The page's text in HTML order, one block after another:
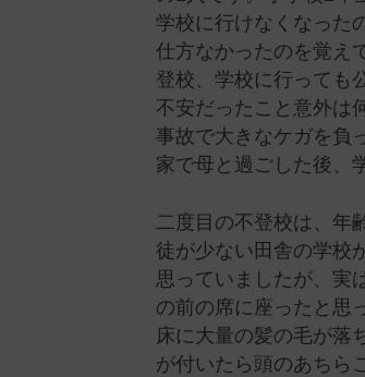
学校に行けなくなった
仕方なかったのを覚え
登校、学校に行っても
不安だったこと意外は
事故で大きなケガを負
家で母と過ごした後、
二度目の不登校は、年
徒が少ない田舎の学校
思っていましたが、実
の前の席に座ったと思
床に大量の髪の毛が落
が付いたら頭のあちら